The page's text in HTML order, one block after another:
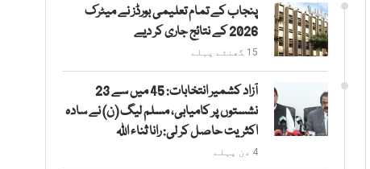
پنجاب کے تمام تعلیمی بورڈز نے میٹرک
2026 کے نتائج جاری کر دیے
15 گھنٹے پہلے
آزاد کشمیر انتخابات: 45 میں سے 23
نشستوں پر کامیابی، مسلم لیگ (ن) نے سادہ
اکثریت حاصل کر لی: رانا ثناء اللہ
4 دن پہلے